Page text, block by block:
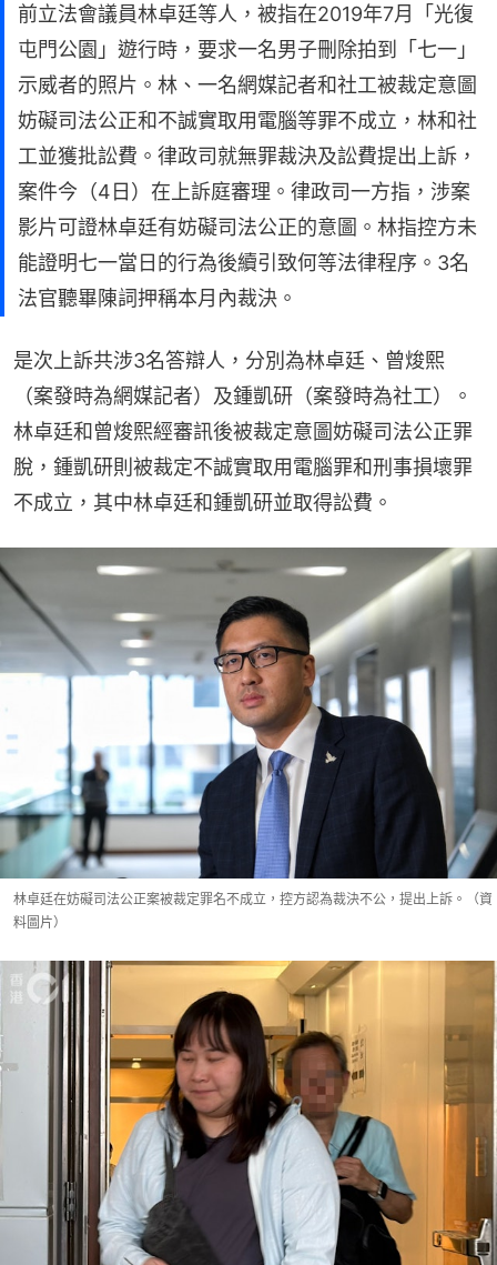
前立法會議員林卓廷等人，被指在2019年7月「光復
屯門公園」遊行時，要求一名男子刪除拍到「七一」
示威者的照片。林、一名網媒記者和社工被裁定意圖
妨礙司法公正和不誠實取用電腦等罪不成立，林和社
工並獲批訟費。律政司就無罪裁決及訟費提出上訴，
案件今（4日）在上訴庭審理。律政司一方指，涉案
影片可證林卓廷有妨礙司法公正的意圖。林指控方未
能證明七一當日的行為後續引致何等法律程序。3名
法官聽畢陳詞押稱本月內裁決。
是次上訴共涉3名答辯人，分別為林卓廷、曾焌熙
（案發時為網媒記者）及鍾凱研（案發時為社工）。
林卓廷和曾焌熙經審訊後被裁定意圖妨礙司法公正罪
脫，鍾凱研則被裁定不誠實取用電腦罪和刑事損壞罪
不成立，其中林卓廷和鍾凱研並取得訟費。
林卓廷在妨礙司法公正案被裁定罪名不成立，控方認為裁決不公，提出上訴。（資
料圖片）